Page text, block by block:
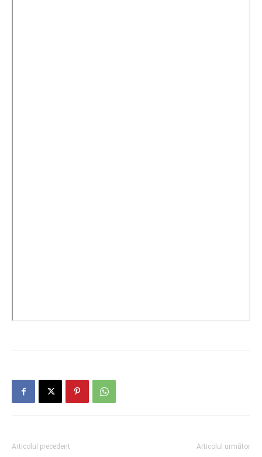
Articolul precedent Articolul următor